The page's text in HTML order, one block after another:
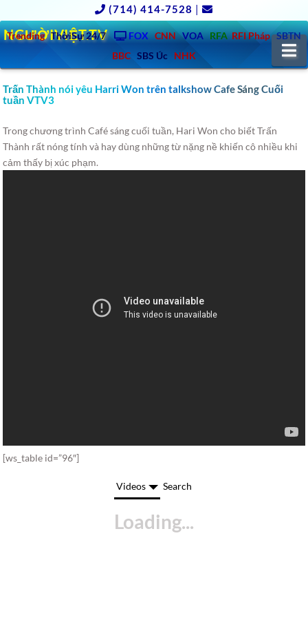
(714) 414-7528 |
Trending ThờiSự 24/7 FOX CNN VOA RFA RFI Pháp SBTN
BBC SBS Úc NHK
NGƯỜIVIỆT.TV
Trấn Thành nói yêu Harri Won trên talkshow Cafe Sáng Cuối
tuần VTV3
Trong chương trình Café sáng cuối tuần, Hari Won cho biết Trấn
Thành rất nóng tính và hay dùng những từ nặng nề khiến cô nhiều khi
cảm thấy bị xúc phạm.
[ws_table id=”96″]
Videos Search